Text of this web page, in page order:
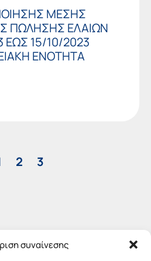
συναίνεσης
ΜΕΣΗΣ
ΠΩΛΗΣΗΣ ΕΛΑΙΩΝ
ΕΩΣ 15/10/2023
ΕΝΟΤΗΤΑ
2 3